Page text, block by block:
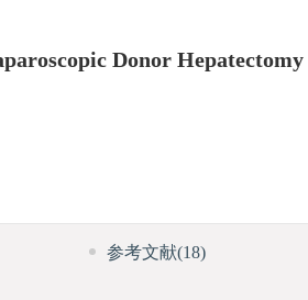
Donor Hepatectomy
参考文献(18)